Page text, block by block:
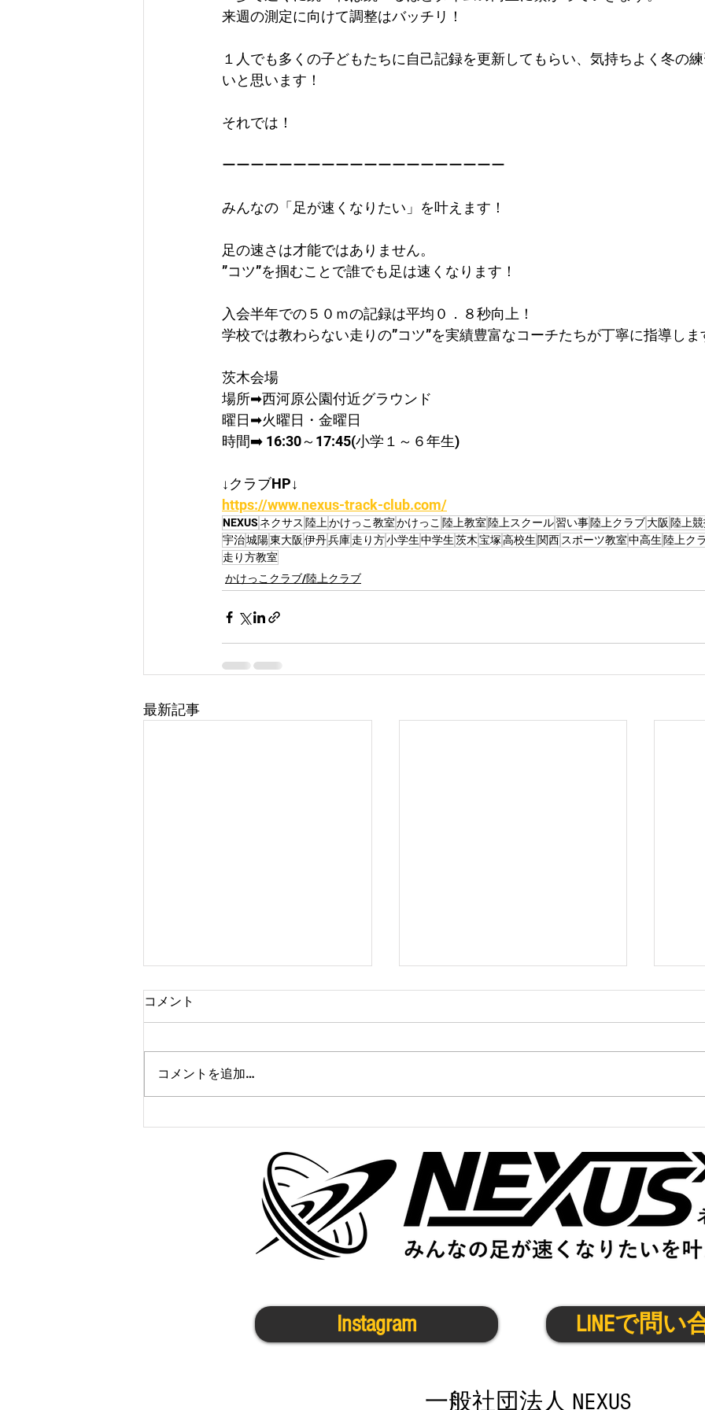
来週の測定に向けて調整はバッチリ！
１人でも多くの子どもたちに自己記録を更新してもらい、気持ちよく冬の
いと思います！
それでは！
ーーーーーーーーーーーーーーーーーーーー
みんなの「足が速くなりたい」を叶えます！
足の速さは才能ではありません。
”コツ”を掴むことで誰でも足は速くなります！
入会半年での５０ｍの記録は平均０．８秒向上！​
学校では教わらない走りの”コツ”を実績豊富なコーチたちが丁寧に指導しま
茨木会場
場所➡西河原公園付近グラウンド
曜日➡火曜日・金曜日
時間➡️ 16:30～17:45(小学１～６年生)
↓クラブHP↓
https://www.nexus-track-club.com/
NEXUS ネクサス 陸上かけっこ教室かけっこ 陸上教室 陸上スクール習い事陸上クラブ大阪 陸上
宇治城陽東大阪 伊丹兵庫走り方小学生中学生茨木宝塚高校生 関西 スポーツ教室中高生 陸上ク
走り方教室
かけっこクラブ/陸上クラブ
最新記事
かけっこクラブ@茨木
か
コメント
コメントを追加…
Instagram LINEで問い
​一般社団法人 NEXUS